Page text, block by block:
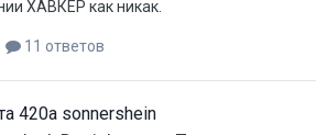
ХАВКЕР как никак.
11 ответов
420а sonnershein